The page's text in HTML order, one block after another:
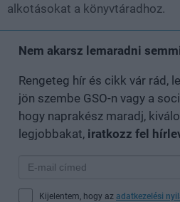
alkotásokat a könyvtáradhoz.
Nem akarsz lemaradni
Rengeteg hír és cikk vár rád,
jön szembe GSO-n vagy a
hogy naprakész maradj,
legjobbakat, iratkozz fel
Kijelentem, hogy az adatkezelési